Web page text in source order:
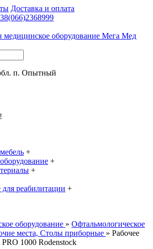
Доставка и оплата
п. Опытный
+
+
+
реабилитации +
оборудование » Офтальмологическое
места, Столы приборные » Рабочее
1000 Rodenstock